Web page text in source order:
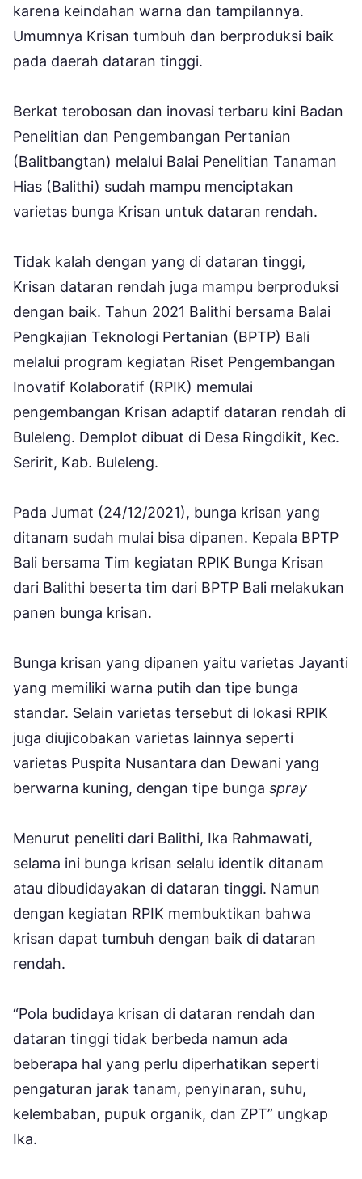
karena keindahan warna dan tampilannya.
Umumnya Krisan tumbuh dan berproduksi baik
pada daerah dataran tinggi.
Berkat terobosan dan inovasi terbaru kini Badan
Penelitian dan Pengembangan Pertanian
(Balitbangtan) melalui Balai Penelitian Tanaman
Hias (Balithi) sudah mampu menciptakan
varietas bunga Krisan untuk dataran rendah.
Tidak kalah dengan yang di dataran tinggi,
Krisan dataran rendah juga mampu berproduksi
dengan baik. Tahun 2021 Balithi bersama Balai
Pengkajian Teknologi Pertanian (BPTP) Bali
melalui program kegiatan Riset Pengembangan
Inovatif Kolaboratif (RPIK) memulai
pengembangan Krisan adaptif dataran rendah di
Buleleng. Demplot dibuat di Desa Ringdikit, Kec.
Seririt, Kab. Buleleng.
Pada Jumat (24/12/2021), bunga krisan yang
ditanam sudah mulai bisa dipanen. Kepala BPTP
Bali bersama Tim kegiatan RPIK Bunga Krisan
dari Balithi beserta tim dari BPTP Bali melakukan
panen bunga krisan.
Bunga krisan yang dipanen yaitu varietas Jayanti
yang memiliki warna putih dan tipe bunga
standar. Selain varietas tersebut di lokasi RPIK
juga diujicobakan varietas lainnya seperti
varietas Puspita Nusantara dan Dewani yang
berwarna kuning, dengan tipe bunga spray
Menurut peneliti dari Balithi, Ika Rahmawati,
selama ini bunga krisan selalu identik ditanam
atau dibudidayakan di dataran tinggi. Namun
dengan kegiatan RPIK membuktikan bahwa
krisan dapat tumbuh dengan baik di dataran
rendah.
“Pola budidaya krisan di dataran rendah dan
dataran tinggi tidak berbeda namun ada
beberapa hal yang perlu diperhatikan seperti
pengaturan jarak tanam, penyinaran, suhu,
kelembaban, pupuk organik, dan ZPT” ungkap
Ika.